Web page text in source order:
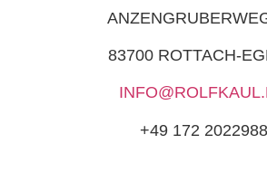
83700 ROTTACH-
+49 172 2022988